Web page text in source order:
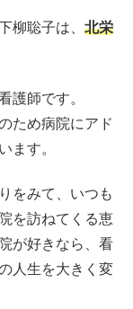
柳聡子は、 北栄
護師です。
ため病院にアド
ます。
をみて、いつも
を訪ねてくる恵
が好きなら、看
人生を大きく変